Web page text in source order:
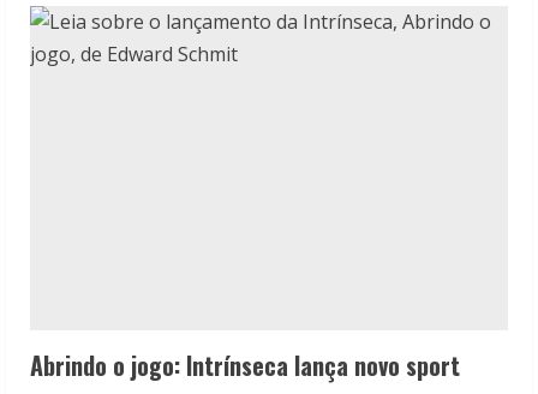
Abrindo o jogo: Intrínseca lança novo sport